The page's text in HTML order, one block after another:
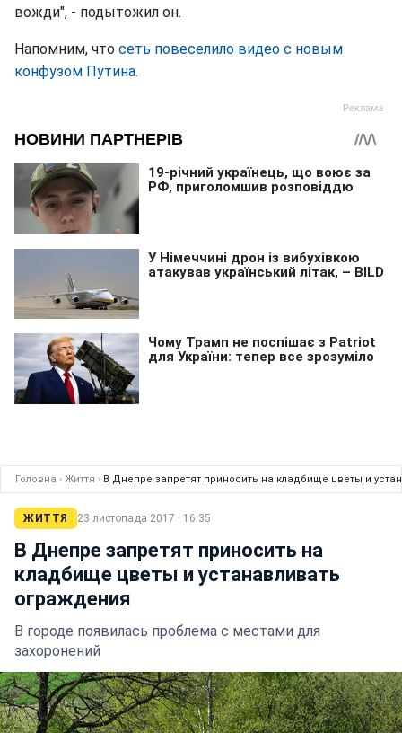
вожди", - подытожил он.
Напомним, что сеть повеселило видео с новым
конфузом Путина.
Головна › Життя › В Днепре запретят приносить на кладбище цветы и
ЖИТТЯ 23 листопада 2017 · 16:35
В Днепре запретят приносить на
кладбище цветы и устанавливать
ограждения
В городе появилась проблема с местами для
захоронений